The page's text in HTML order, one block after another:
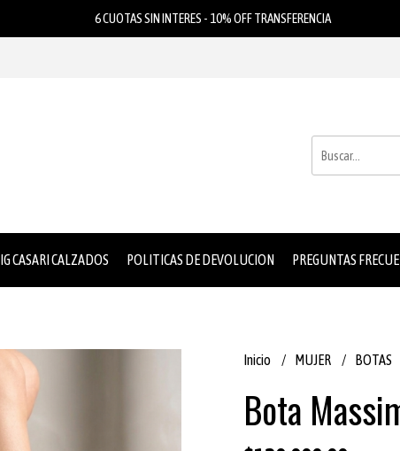
6 CUOTAS SIN INTERES - 10% OFF TRANSFERENCIA
IG CASARI CALZADOS POLITICAS DE DEVOLUCION PREGUNTAS
Inicio MUJER BOTAS
Bota